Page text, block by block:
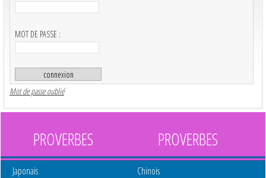
MOT DE PASSE :
Mot de passe oublié
PROVERBES
Japonais
PROVERBES
Chinois